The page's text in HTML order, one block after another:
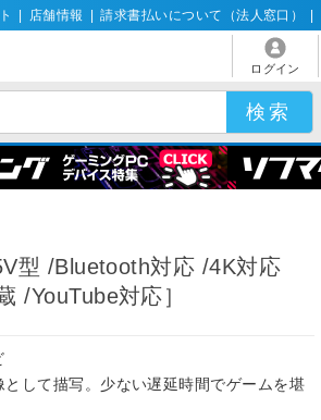
店舗情報 請求書払いについて（法人窓口）
ログイン
型 /Bluetooth対応 /4K対応
/YouTube対応］
して描写。少ない遅延時間でゲームを堪